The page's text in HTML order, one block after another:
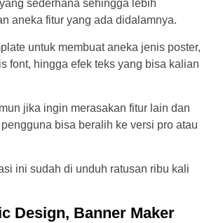
sederhana sehingga lebih
aneka fitur yang ada didalamnya.
untuk membuat aneka jenis poster,
font, hingga efek teks yang bisa kalian
jika ingin merasakan fitur lain dan
bisa beralih ke versi pro atau
ini sudah di unduh ratusan ribu kali
Design, Banner Maker